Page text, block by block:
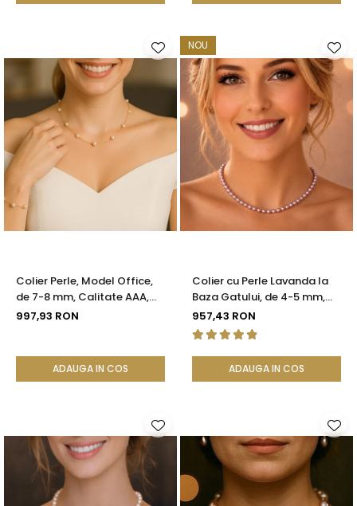
Colier Perle, Model Office,
de 7-8 mm, Calitate AAA,
Aur 14K | KASKADDA®
997,93 RON
ADAUGA IN COS
NOU
Colier cu Perle Lavanda la
Baza Gatului, de 4-5 mm,
Perle Rare, Calitate AAA+,
Aur 14K | KASKADDA®
957,43 RON
ADAUGA IN COS